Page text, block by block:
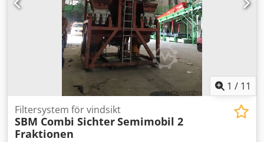
1 / 11
Filtersystem för vindsikt
SBM Combi SichterSemimobil 2
Fraktionen